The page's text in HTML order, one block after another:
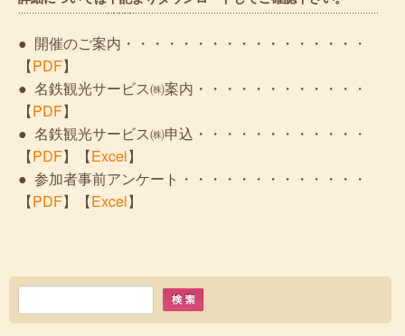
● 開催のご案内・・・・・・・・・・・・・・・・・
【PDF】
● 名鉄観光サービス㈱案内・・・・・・・・・・・・
【PDF】
● 名鉄観光サービス㈱申込・・・・・・・・・・・・
【PDF】【Excel】
● 参加者事前アンケート・・・・・・・・・・・・・
【PDF】【Excel】